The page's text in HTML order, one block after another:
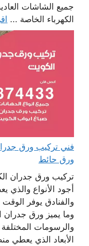
جميع الشاشات
الكهرباء الخاصة ...
ورق حائط
تركيب ورق جدران
أجود الأنواع والذي
والفنادق يوفر الوقت
وما يميز ورق جدران
والرسومات المختلفة
الأبعاد الذي يعطي